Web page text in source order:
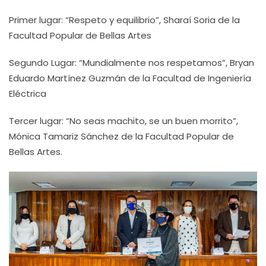
Primer lugar: “Respeto y equilibrio”, Sharaí Soria de la
Facultad Popular de Bellas Artes
Segundo Lugar: “Mundialmente nos respetamos”, Bryan
Eduardo Martínez Guzmán de la Facultad de Ingeniería
Eléctrica
Tercer lugar: “No seas machito, se un buen morrito”,
Mónica Tamariz Sánchez de la Facultad Popular de
Bellas Artes.